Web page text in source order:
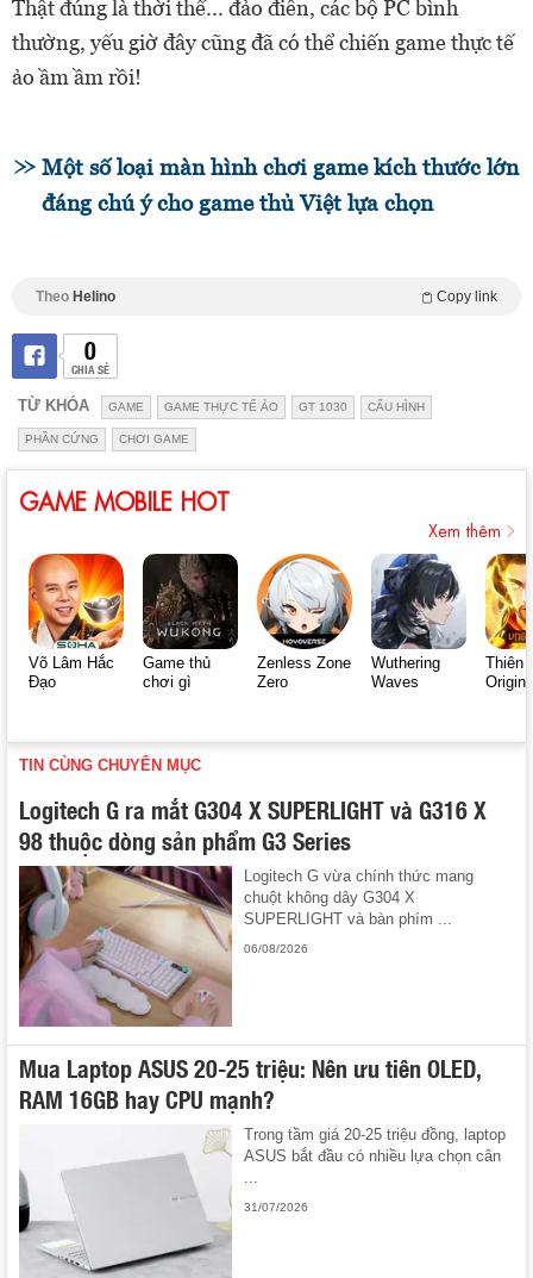
Thật đúng là thời thế... đảo điên, các bộ PC bình
thường, yếu giờ đây cũng đã có thể chiến game thực tế
ảo ầm ầm rồi!
Một số loại màn hình chơi game kích thước lớn
đáng chú ý cho game thủ Việt lựa chọn
Theo Helino Copy link
0
CHIA SẺ
TỪ KHÓA GAME GAME THỰC TẾ ẢO GT 1030 CẤU HÌNH
PHẦN CỨNG CHƠI GAME
GAME MOBILE HOT
Xem thêm
Võ Lâm Hắc
Đạo
Game thủ
chơi gì
Zenless Zone
Zero
Wuthering
Waves
Thiên
Origin
TIN CÙNG CHUYÊN MỤC
Logitech G ra mắt G304 X SUPERLIGHT và G316 X
98 thuộc dòng sản phẩm G3 Series
Logitech G vừa chính thức mang
chuột không dây G304 X
SUPERLIGHT và bàn phím ...
06/08/2026
Mua Laptop ASUS 20-25 triệu: Nên ưu tiên OLED,
RAM 16GB hay CPU mạnh?
Trong tầm giá 20-25 triệu đồng, laptop
ASUS bắt đầu có nhiều lựa chọn cân
31/07/2026